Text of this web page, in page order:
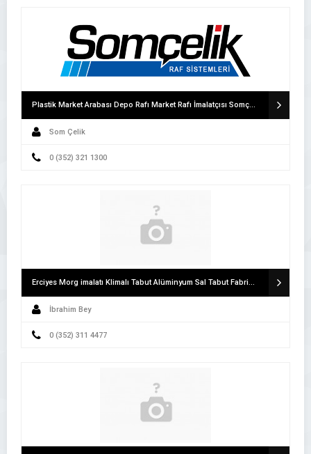
Plastik Market Arabası Depo Rafı Market Rafı İmalatçısı Somçelik Raf Sanayi
Som Çelik
0 (352) 321 1300
Erciyes Morg imalatı Klimalı Tabut Alüminyum Sal Tabut Fabrikası
İbrahim Bey
0 (352) 311 4477